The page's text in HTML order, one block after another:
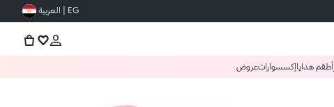
EG | العربية
أطقم هداياإكسسواراتعروض